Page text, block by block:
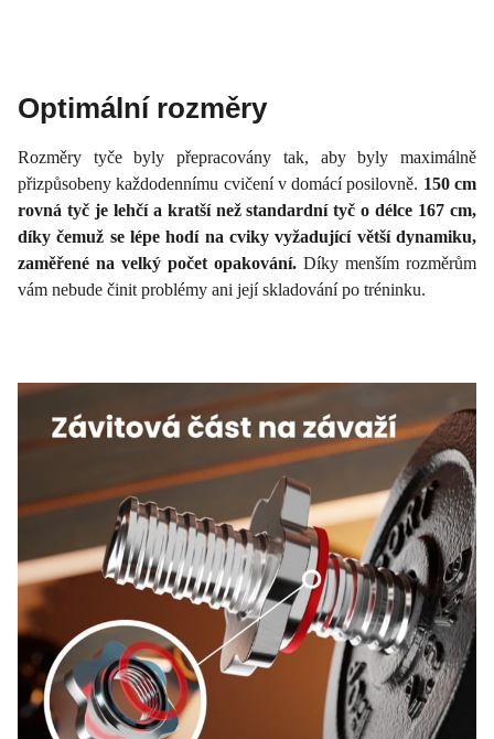
Optimální rozměry
Rozměry tyče byly přepracovány tak, aby byly maximálně
přizpůsobeny každodennímu cvičení v domácí posilovně. 150 cm
rovná tyč je lehčí a kratší než standardní tyč o délce 167 cm,
díky čemuž se lépe hodí na cviky vyžadující větší dynamiku,
zaměřené na velký počet opakování. Díky menším rozměrům
vám nebude činit problémy ani její skladování po tréninku.